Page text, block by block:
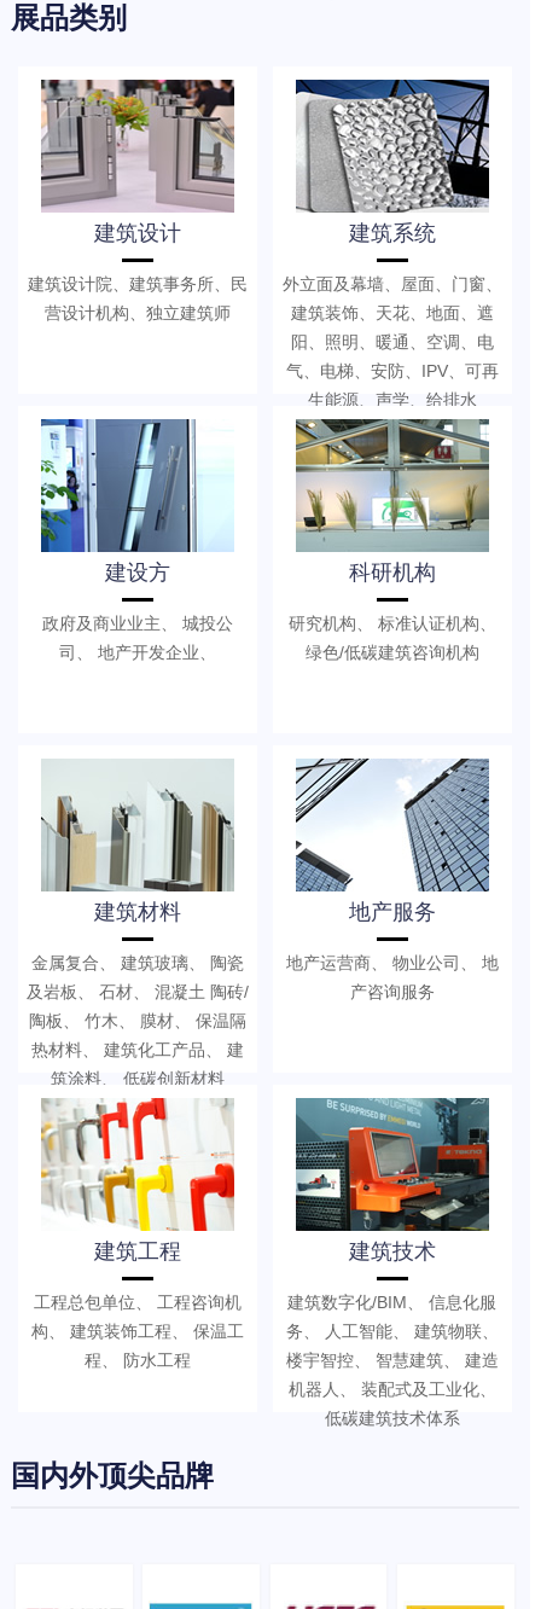
展品类别
建筑设计
建筑设计院、建筑事务所、民
营设计机构、独立建筑师
建筑系统
外立面及幕墙、屋面、门窗、
建筑装饰、天花、地面、遮
阳、照明、暖通、空调、电
气、电梯、安防、IPV、可再
生能源、声学、给排水
建设方
政府及商业业主、 城投公
司、 地产开发企业、
科研机构
研究机构、 标准认证机构、
绿色/低碳建筑咨询机构
建筑材料
金属复合、 建筑玻璃、 陶瓷
及岩板、 石材、 混凝土 陶砖/
陶板、 竹木、 膜材、 保温隔
热材料、 建筑化工产品、 建
筑涂料、 低碳创新材料
地产服务
地产运营商、 物业公司、 地
产咨询服务
建筑工程
工程总包单位、 工程咨询机
构、 建筑装饰工程、 保温工
程、 防水工程
建筑技术
建筑数字化/BIM、 信息化服
务、 人工智能、 建筑物联、
楼宇智控、 智慧建筑、 建造
机器人、 装配式及工业化、
低碳建筑技术体系
国内外顶尖品牌